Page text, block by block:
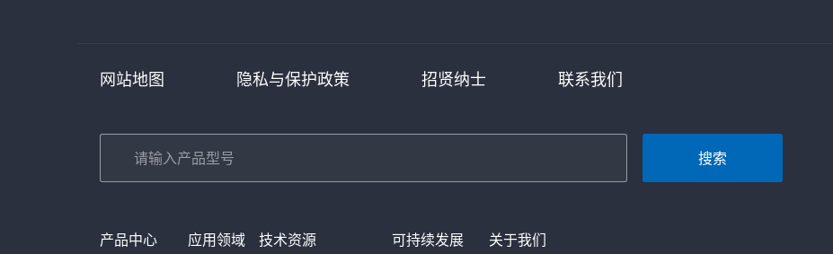
网站地图 隐私与保护政策 招贤纳士 联系我们
搜索
产品中心 应用领域 技术资源 可持续发展 关于我们